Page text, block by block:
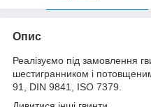
Опис
Реалізуємо під замовлення
шестигранником і
91, DIN 9841, ISO 7379.